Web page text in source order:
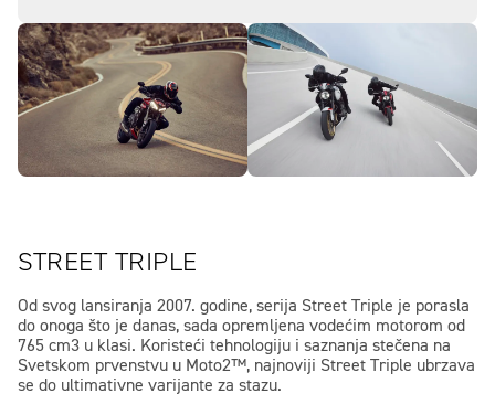
STREET TRIPLE
Od svog lansiranja 2007. godine, serija Street Triple je porasla
do onoga što je danas, sada opremljena vodećim motorom od
765 cm3 u klasi. Koristeći tehnologiju i saznanja stečena na
Svetskom prvenstvu u Moto2™, najnoviji Street Triple ubrzava
se do ultimativne varijante za stazu.